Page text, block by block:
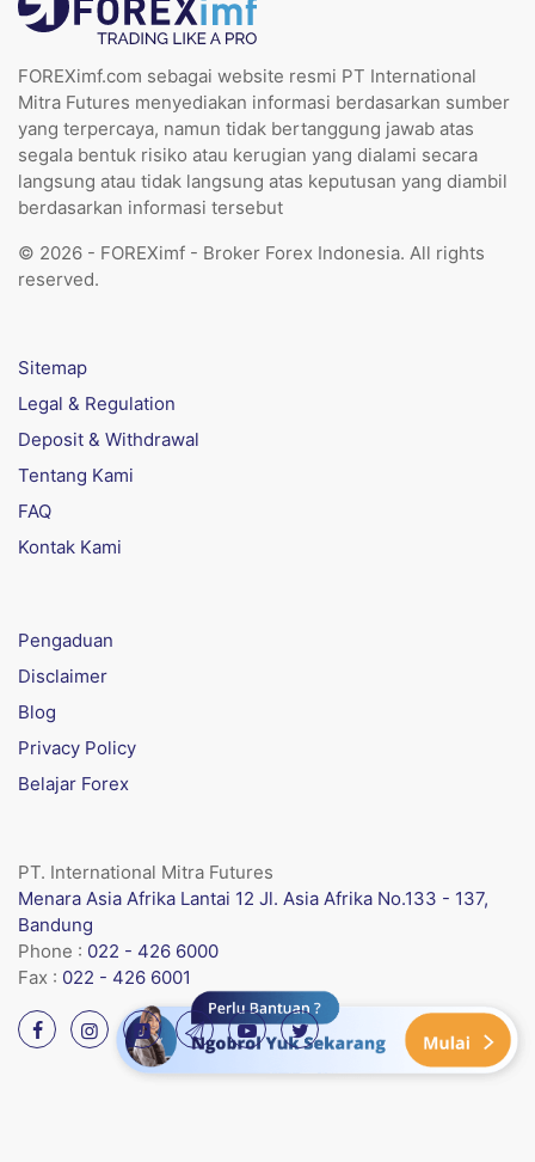
FOREXimf.com sebagai website resmi PT International
Mitra Futures menyediakan informasi berdasarkan sumber
yang terpercaya, namun tidak bertanggung jawab atas
segala bentuk risiko atau kerugian yang dialami secara
langsung atau tidak langsung atas keputusan yang diambil
berdasarkan informasi tersebut
© 2026 - FOREXimf - Broker Forex Indonesia. All rights
reserved.
Sitemap
Legal & Regulation
Deposit & Withdrawal
Tentang Kami
FAQ
Kontak Kami
Pengaduan
Disclaimer
Blog
Privacy Policy
Belajar Forex
PT. International Mitra Futures
Menara Asia Afrika Lantai 12 Jl. Asia Afrika No.133 - 137,
Bandung
Phone : 022 - 426 6000
Fax : 022 - 426 6001